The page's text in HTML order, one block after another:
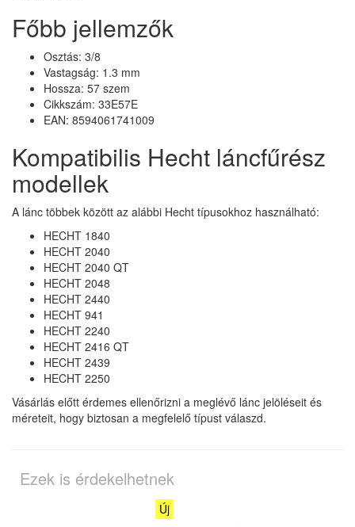
Főbb jellemzők
Osztás: 3/8
Vastagság: 1.3 mm
Hossza: 57 szem
Cikkszám: 33E57E
EAN: 8594061741009
Kompatibilis Hecht láncfűrész
modellek
A lánc többek között az alábbi Hecht típusokhoz használható:
HECHT 1840
HECHT 2040
HECHT 2040 QT
HECHT 2048
HECHT 2440
HECHT 941
HECHT 2240
HECHT 2416 QT
HECHT 2439
HECHT 2250
Vásárlás előtt érdemes ellenőrizni a meglévő lánc jelöléseit és
méreteit, hogy biztosan a megfelelő típust válaszd.
Ezek is érdekelhetnek
Új